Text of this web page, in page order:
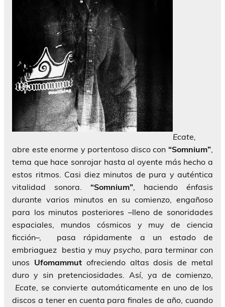
Ecate,
abre este enorme y portentoso disco con “Somnium”,
tema que hace sonrojar hasta al oyente más hecho a
estos ritmos. Casi diez minutos de pura y auténtica
vitalidad sonora. “Somnium”, haciendo énfasis
durante varios minutos en su comienzo, engañoso
para los minutos posteriores –lleno de sonoridades
espaciales, mundos cósmicos y muy de ciencia
ficción–, pasa rápidamente a un estado de
embriaguez bestia y muy psycho, para terminar con
unos Ufomammutofreciendo altas dosis de metal
duro y sin pretenciosidades. Así, ya de comienzo,
Ecate, se convierte automáticamente en uno de los
discos a tener en cuenta para finales de año, cuando